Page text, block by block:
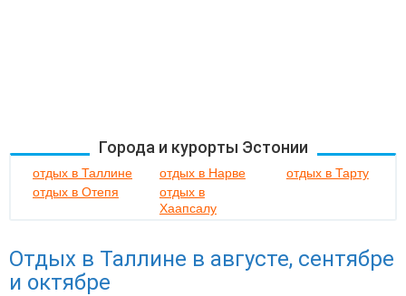
Города и курорты Эстонии
отдых в Таллине отдых в Нарве
отдых в Тарту
отдых в Отепя
отдых в
Хаапсалу
Отдых в Таллине в августе, сентябре
и октябре